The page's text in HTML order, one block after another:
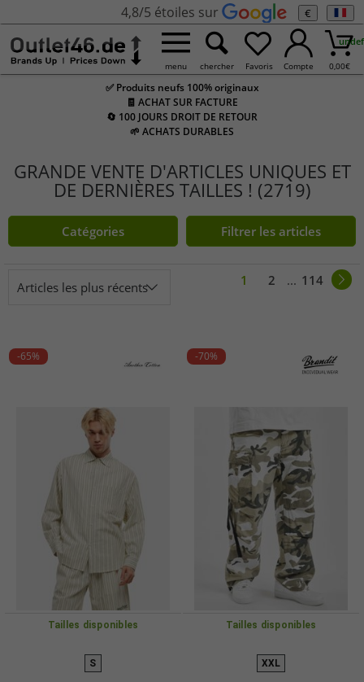
4,8/5 étoiles sur €
menu chercher Favoris Compte 0,00€
✅ Produits neufs 100% originaux
🧾 ACHAT SUR FACTURE
🔄 100 JOURS DROIT DE RETOUR
🌱 ACHATS DURABLES
GRANDE VENTE D'ARTICLES UNIQUES ET
DE DERNIÈRES TAILLES ! (2719)
Catégories Filtrer les articles
Articles les plus récents 1 2 ... 114
-65%
Tailles disponibles
S
-70%
Tailles disponibles
XXL